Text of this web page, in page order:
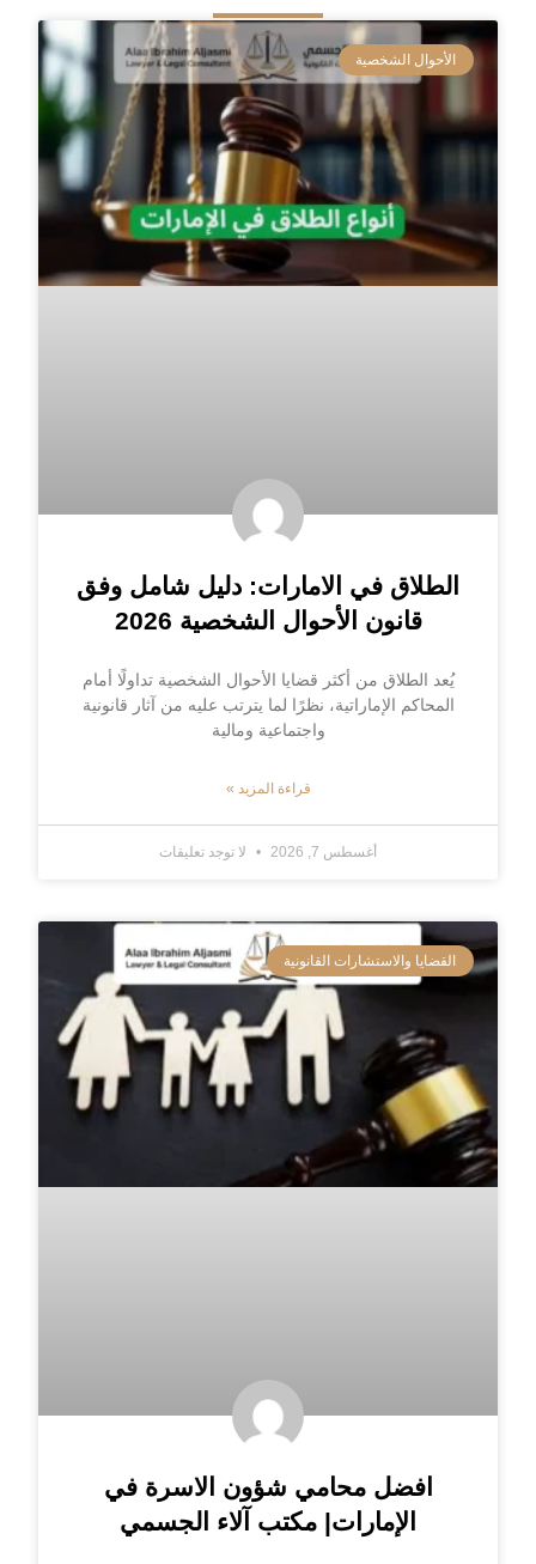
الأحوال الشخصية
الطلاق في الامارات: دليل شامل وفق
قانون الأحوال الشخصية 2026
يُعد الطلاق من أكثر قضايا الأحوال الشخصية تداولًا أمام
المحاكم الإماراتية، نظرًا لما يترتب عليه من آثار قانونية
واجتماعية ومالية
قراءة المزيد »
أغسطس 7, 2026 لا توجد تعليقات
القضايا والاستشارات القانونية
افضل محامي شؤون الاسرة في
الإمارات| مكتب آلاء الجسمي